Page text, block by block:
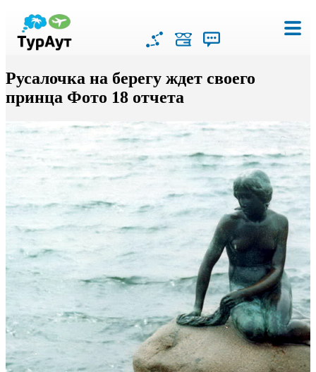
Русалочка на берегу ждет своего
принца Фото 18 отчета